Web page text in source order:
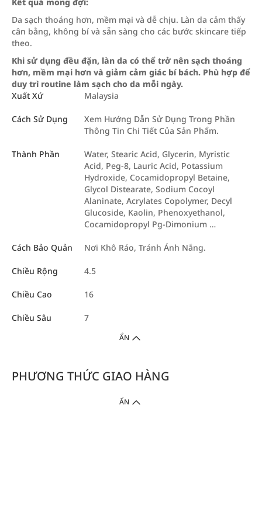
Da sạch thoáng hơn, mềm mại và dễ chịu. Làn da cảm thấy
cân bằng, không bí và sẵn sàng cho các bước skincare tiếp
theo.
Khi sử dụng đều đặn, làn da có thể trở nên sạch thoáng
hơn, mềm mại hơn và giảm cảm giác bí bách. Phù hợp để
duy trì routine làm sạch cho da mỗi ngày.
Xuất Xứ
Malaysia
Cách Sử Dụng
Xem Hướng Dẫn Sử Dụng Trong Phần
Thông Tin Chi Tiết Của Sản Phẩm.
Thành Phần
Water, Stearic Acid, Glycerin, Myristic
Acid, Peg-8, Lauric Acid, Potassium
Hydroxide, Cocamidopropyl Betaine,
Glycol Distearate, Sodium Cocoyl
Alaninate, Acrylates Copolymer, Decyl
Glucoside, Kaolin, Phenoxyethanol,
Cocamidopropyl Pg-Dimonium …
Cách Bảo Quản Nơi Khô Ráo, Tránh Ánh Nắng.
Chiều Rộng 4.5
Chiều Cao 16
Chiều Sâu 7
ẨN
PHƯƠNG THỨC GIAO HÀNG
ẨN